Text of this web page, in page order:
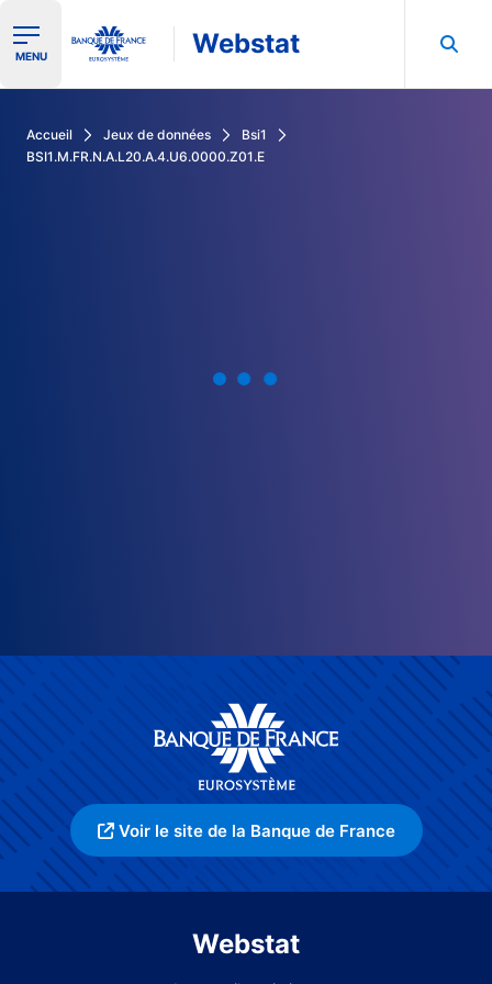
Ouvrir le menu de navigation
MENU Webstat
Accueil Jeux de données
Bsi1
BSI1.M.FR.N.A.L20.A.4.U6.0000.Z01.E
Voir le site de la Banque de France
Webstat